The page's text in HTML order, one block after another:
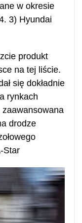
w okresie
3) Hyundai
produkt
na tej liście.
się dokładnie
rynkach
drodze
Star